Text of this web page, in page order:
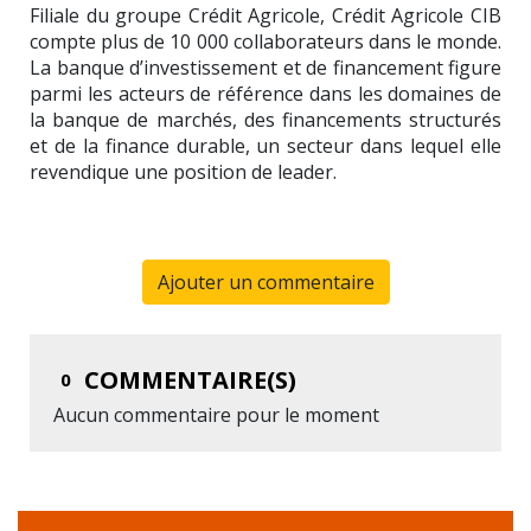
Filiale du groupe Crédit Agricole, Crédit Agricole CIB
compte plus de 10 000 collaborateurs dans le monde.
La banque d’investissement et de financement figure
parmi les acteurs de référence dans les domaines de
la banque de marchés, des financements structurés
et de la finance durable, un secteur dans lequel elle
revendique une position de leader.
Ajouter un commentaire
0 COMMENTAIRE(S)
Aucun commentaire pour le moment